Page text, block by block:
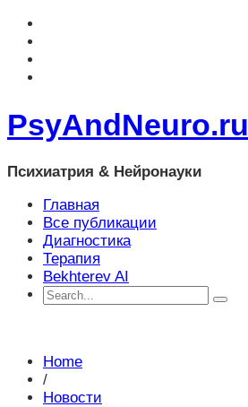
PsyAndNeuro.ru
Психиатрия & Нейронауки
Главная
Все публикации
Диагностика
Терапия
Bekhterev AI
Home
/
Новости